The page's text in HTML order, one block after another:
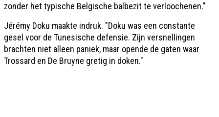
zonder het typische Belgische balbezit te verloochenen."
Jérémy Doku maakte indruk. "Doku was een constante
gesel voor de Tunesische defensie. Zijn versnellingen
brachten niet alleen paniek, maar opende de gaten waar
Trossard en De Bruyne gretig in doken."